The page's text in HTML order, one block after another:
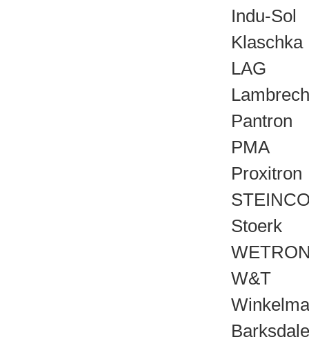
Indu-Sol
Klaschka
LAG
Pantron
PMA
Proxitron
Stoerk
W&T
Barksdale